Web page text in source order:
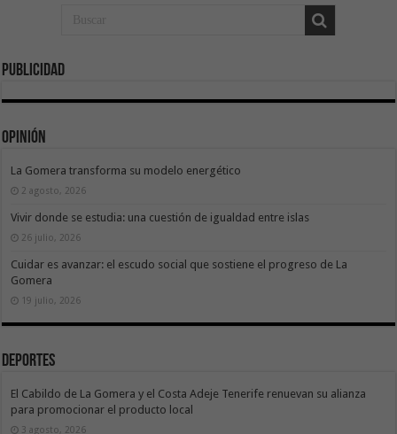
Publicidad
Opinión
La Gomera transforma su modelo energético
2 agosto, 2026
Vivir donde se estudia: una cuestión de igualdad entre islas
26 julio, 2026
Cuidar es avanzar: el escudo social que sostiene el progreso de La
Gomera
19 julio, 2026
Deportes
El Cabildo de La Gomera y el Costa Adeje Tenerife renuevan su alianza
para promocionar el producto local
3 agosto, 2026